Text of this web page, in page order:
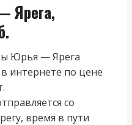
Ярега,
Юрья — Ярега
интернете по цене
со
время в пути